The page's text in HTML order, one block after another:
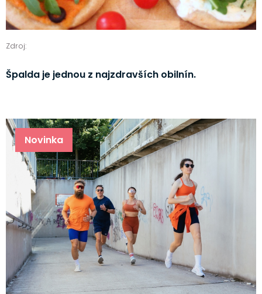
Zdroj:
Špalda je jednou z najzdravších obilnín.
Novinka